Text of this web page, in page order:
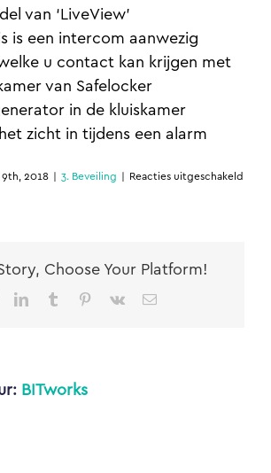
van ‘LiveView’
is een intercom aanwezig
u contact kan krijgen met
van Safelocker
in de kluiskamer
zicht in tijdens een alarm
9th, 2018 | 3. Beveiling | Reacties uitgeschakeld
Choose Your Platform!
LinkedInTumblr Pinterest
Vk
E-
BITworks